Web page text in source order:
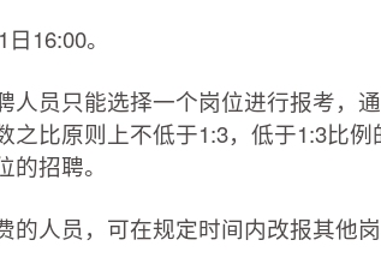
16:00。
员只能选择一个岗位进行报考，
比原则上不低于1:3，低于1:3比例
招聘。
人员，可在规定时间内改报其他